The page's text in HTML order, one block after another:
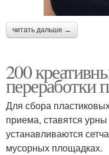
читать дальше →
200
переработки
Для сбора
приема, ставятся
устанавливаются
мусорных площадках.